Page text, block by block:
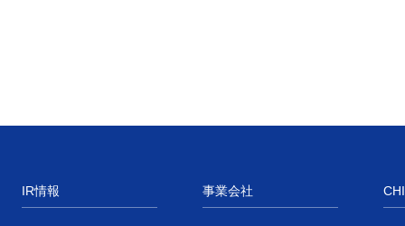
IR情報 事業会社